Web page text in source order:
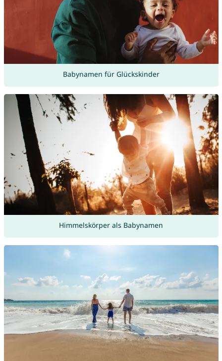
Babynamen für Glückskinder
Himmelskörper als Babynamen